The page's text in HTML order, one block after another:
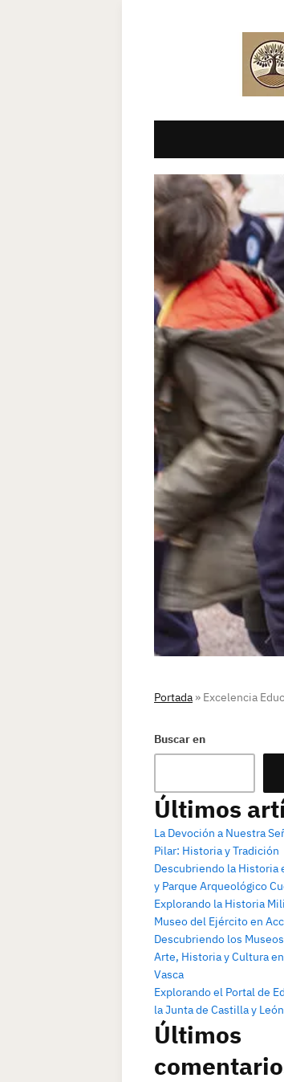
Portada » Excelencia
Buscar en
Últimos
La Devoción a Nuestra
Pilar: Historia y Tradición
Descubriendo la Historia
y Parque Arqueológico
Explorando la Historia
Museo del Ejército en
Descubriendo los
Arte, Historia y Cultura
Vasca
Explorando el Portal de
la Junta de Castilla y León
Últimos